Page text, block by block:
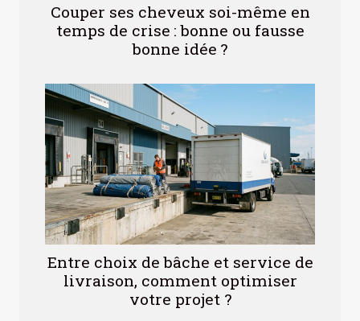
Couper ses cheveux soi-même en
temps de crise : bonne ou fausse
bonne idée ?
Entre choix de bâche et service de
livraison, comment optimiser
votre projet ?